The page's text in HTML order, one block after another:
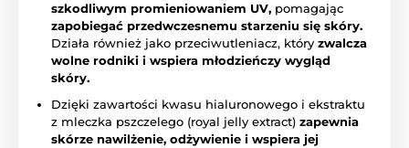
szkodliwym promieniowaniem UV, pomagając
zapobiegać przedwczesnemu starzeniu się skóry.
Działa również jako przeciwutleniacz, który zwalcza
wolne rodniki i wspiera młodzieńczy wygląd
skóry.
Dzięki zawartości kwasu hialuronowego i ekstraktu
z mleczka pszczelego (royal jelly extract) zapewnia
skórze nawilżenie, odżywienie i wspiera jej